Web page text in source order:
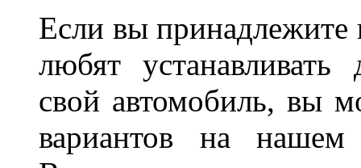
Если вы принадлежите
любят устанавливать
свой автомобиль, вы
вариантов на